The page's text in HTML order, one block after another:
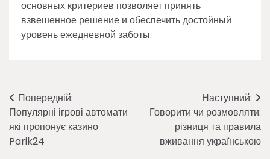
основных критериев позволяет принять
взвешенное решение и обеспечить достойный
уровень ежедневной заботы.
Навігація
записів
Попередній:
Популярні ігрові автомати
які пропонує казино
Parik24
Наступний:
Говорити чи розмовляти:
різниця та правила
вживання українською